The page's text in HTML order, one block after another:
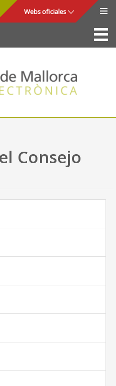
Webs oficiales
La Sede
Consejo de Mallorca
Acceso y seguridad
Utilidades
Mapa web
Ayuda
Consejo